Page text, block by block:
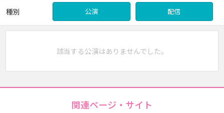
種別 公演 配信
該当する公演はありませんでした。
関連ページ・サイト